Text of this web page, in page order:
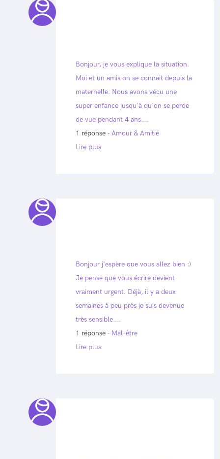
Bonjour, je vous explique la situation.
Moi et un amis on se connait depuis la
maternelle. Nous avons vécu une
super enfance jusqu'à qu'on se perde
de vue pendant 4 ans....
1 réponse - Amour & Amitié
Lire plus
Bonjour j'espère que vous allez bien :)
Je pense que vous écrire devient
vraiment urgent. Déjà, il y a deux
semaines à peu près je suis devenue
très sensible....
1 réponse - Mal-être
Lire plus